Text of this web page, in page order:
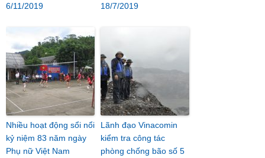
6/11/2019
18/7/2019
Nhiều hoạt động sổi nổi
kỷ niệm 83 năm ngày
Phụ nữ Việt Nam
Lãnh đạo Vinacomin
kiểm tra công tác
phòng chống bão số 5